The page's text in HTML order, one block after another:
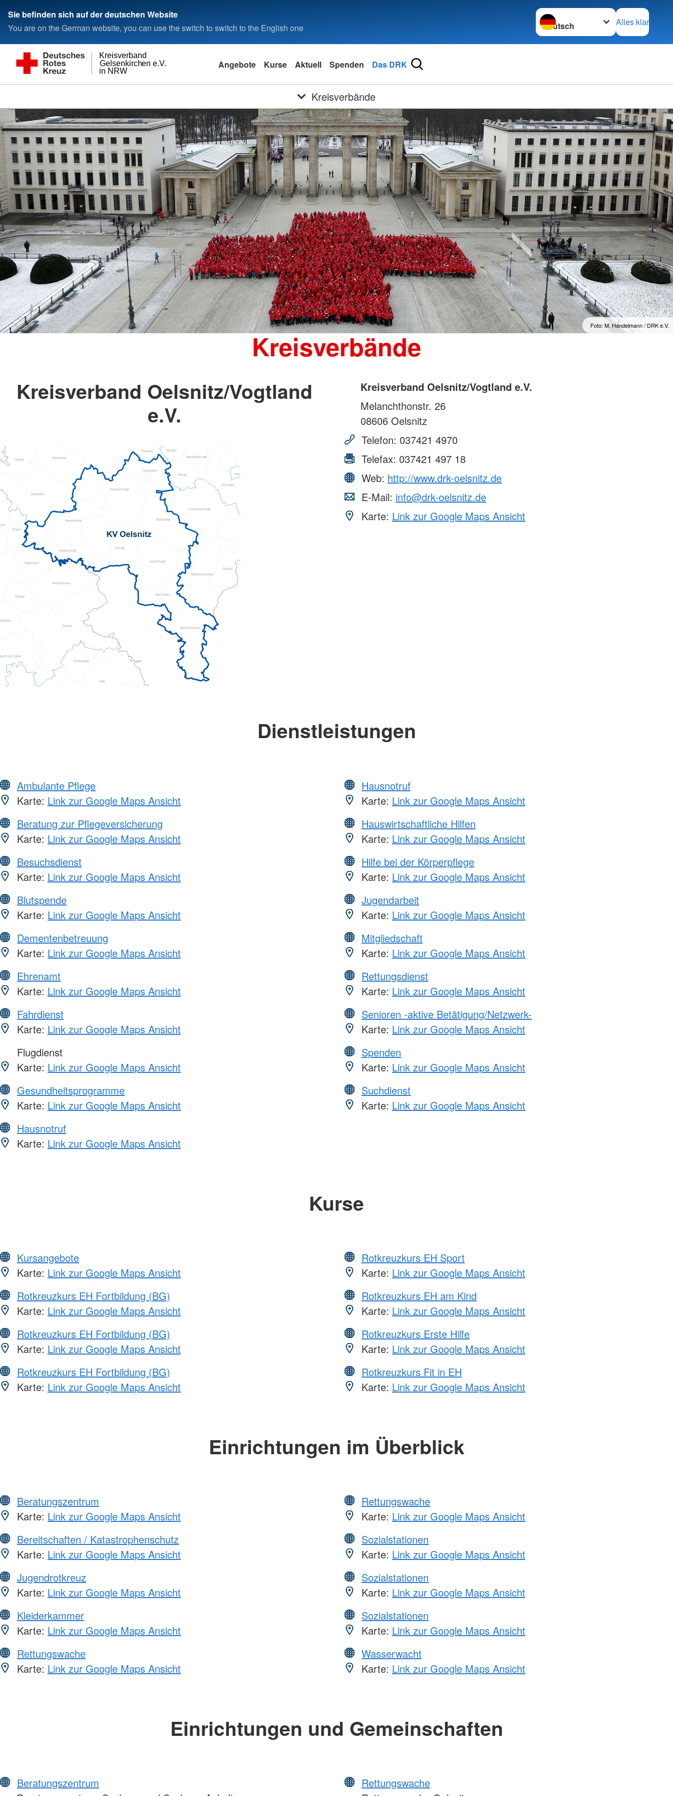
Sie befinden sich auf der deutschen Website
You are on the German website, you can use the switch to switch to the English one
Sprache wechseln zu
Alles klar
in NRW
Gelsenkirchen e.V.
Kreisverband
Angebote Kurse Aktuell Spenden Das DRK
Kreisverbände
Foto: M. Handelmann / DRK e.V.
Kreisverbände
Kreisverband Oelsnitz/Vogtland
e.V.
Kreisverband Oelsnitz/Vogtland e.V.
Melanchthonstr. 26
08606 Oelsnitz
Telefon: 037421 4970
Telefax: 037421 497 18
Web: http://www.drk-oelsnitz.de
E-Mail: info@drk-oelsnitz.de
Karte: Link zur Google Maps Ansicht
Dienstleistungen
Ambulante Pflege
Karte: Link zur Google Maps Ansicht
Beratung zur Pflegeversicherung
Karte: Link zur Google Maps Ansicht
Besuchsdienst
Karte: Link zur Google Maps Ansicht
Blutspende
Karte: Link zur Google Maps Ansicht
Dementenbetreuung
Karte: Link zur Google Maps Ansicht
Ehrenamt
Karte: Link zur Google Maps Ansicht
Fahrdienst
Karte: Link zur Google Maps Ansicht
Flugdienst
Karte: Link zur Google Maps Ansicht
Gesundheitsprogramme
Karte: Link zur Google Maps Ansicht
Hausnotruf
Karte: Link zur Google Maps Ansicht
Hausnotruf
Karte: Link zur Google Maps Ansicht
Hauswirtschaftliche Hilfen
Karte: Link zur Google Maps Ansicht
Hilfe bei der Körperpflege
Karte: Link zur Google Maps Ansicht
Jugendarbeit
Karte: Link zur Google Maps Ansicht
Mitgliedschaft
Karte: Link zur Google Maps Ansicht
Rettungsdienst
Karte: Link zur Google Maps Ansicht
Senioren -aktive Betätigung/Netzwerk-
Karte: Link zur Google Maps Ansicht
Spenden
Karte: Link zur Google Maps Ansicht
Suchdienst
Karte: Link zur Google Maps Ansicht
Kurse
Kursangebote
Karte: Link zur Google Maps Ansicht
Rotkreuzkurs EH Fortbildung (BG)
Karte: Link zur Google Maps Ansicht
Rotkreuzkurs EH Fortbildung (BG)
Karte: Link zur Google Maps Ansicht
Rotkreuzkurs EH Fortbildung (BG)
Karte: Link zur Google Maps Ansicht
Rotkreuzkurs EH Sport
Karte: Link zur Google Maps Ansicht
Rotkreuzkurs EH am Kind
Karte: Link zur Google Maps Ansicht
Rotkreuzkurs Erste Hilfe
Karte: Link zur Google Maps Ansicht
Rotkreuzkurs Fit in EH
Karte: Link zur Google Maps Ansicht
Einrichtungen im Überblick
Beratungszentrum
Karte: Link zur Google Maps Ansicht
Bereitschaften / Katastrophenschutz
Karte: Link zur Google Maps Ansicht
Jugendrotkreuz
Karte: Link zur Google Maps Ansicht
Kleiderkammer
Karte: Link zur Google Maps Ansicht
Rettungswache
Karte: Link zur Google Maps Ansicht
Rettungswache
Karte: Link zur Google Maps Ansicht
Sozialstationen
Karte: Link zur Google Maps Ansicht
Sozialstationen
Karte: Link zur Google Maps Ansicht
Sozialstationen
Karte: Link zur Google Maps Ansicht
Wasserwacht
Karte: Link zur Google Maps Ansicht
Einrichtungen und Gemeinschaften
Beratungszentrum
Rettungswache